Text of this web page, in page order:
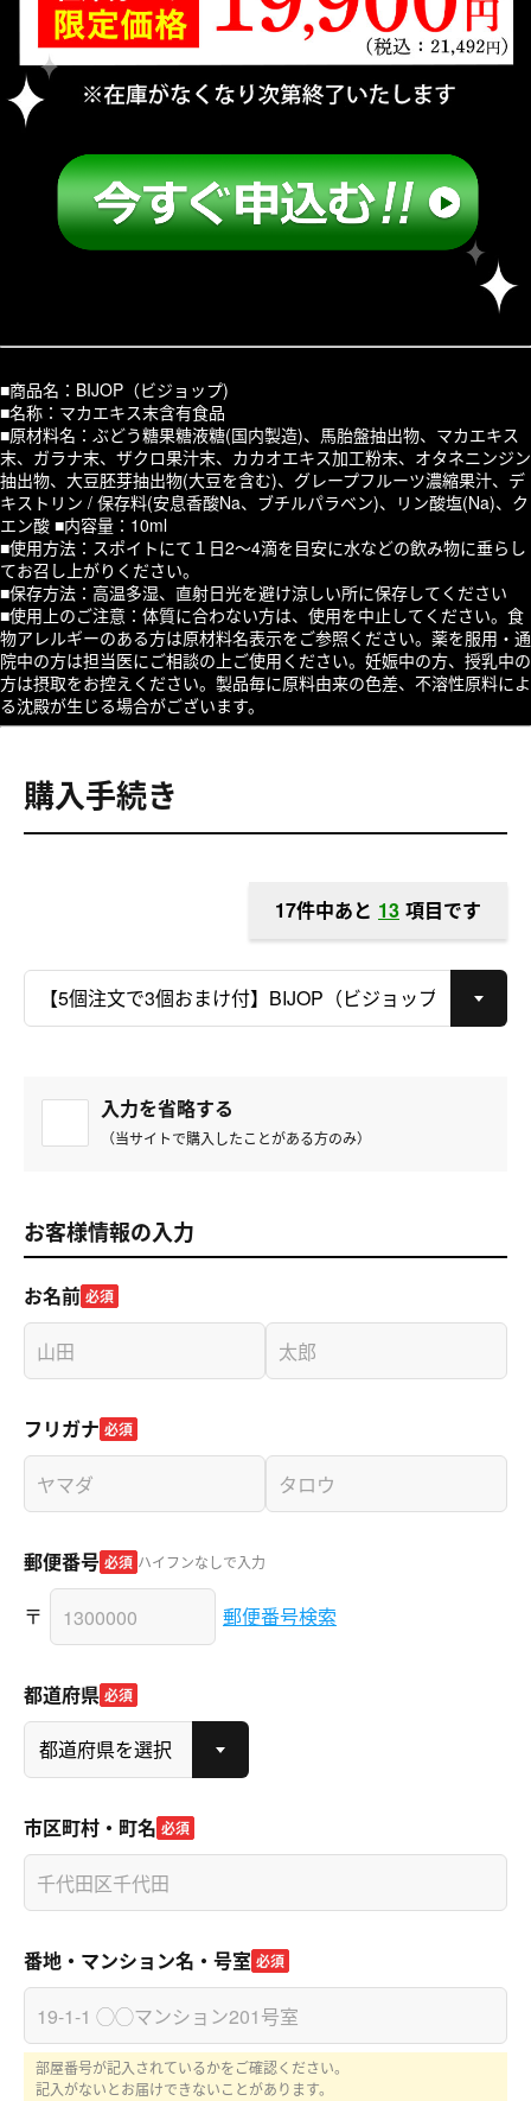
■商品名：BIJOP（ビジョップ)
■名称：マカエキス末含有食品
■原材料名：ぶどう糖果糖液糖(国内製造)、馬胎盤抽出物、マカエキス
末、ガラナ末、ザクロ果汁末、カカオエキス加工粉末、オタネニンジン
抽出物、大豆胚芽抽出物(大豆を含む)、グレープフルーツ濃縮果汁、デ
キストリン / 保存料(安息香酸Na、ブチルパラベン)、リン酸塩(Na)、ク
エン酸 ■内容量：10ml
■使用方法：スポイトにて１日2～4滴を目安に水などの飲み物に垂らし
てお召し上がりください。
■保存方法：高温多湿、直射日光を避け涼しい所に保存してください
■使用上のご注意：体質に合わない方は、使用を中止してください。食
物アレルギーのある方は原材料名表示をご参照ください。薬を服用・通
院中の方は担当医にご相談の上ご使用ください。妊娠中の方、授乳中の
方は摂取をお控えください。製品毎に原料由来の色差、不溶性原料によ
る沈殿が生じる場合がございます。
購入手続き
17件中あと 13 項目です
入力を省略する
（当サイトで購入したことがある方のみ）
お客様情報の入力
お名前 必須
フリガナ 必須
郵便番号 必須 ハイフンなしで入力
〒 郵便番号検索
都道府県 必須
市区町村・町名 必須
番地・マンション名・号室 必須
部屋番号が記入されているかをご確認ください。
記入がないとお届けできないことがあります。